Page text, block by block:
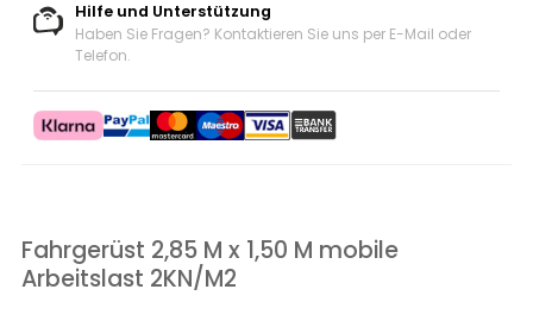
Hilfe und Unterstützung
Haben Sie Fragen? Kontaktieren Sie uns per E-Mail oder
Telefon.
Fahrgerüst 2,85 M x 1,50 M mobile
Arbeitslast 2KN/M2